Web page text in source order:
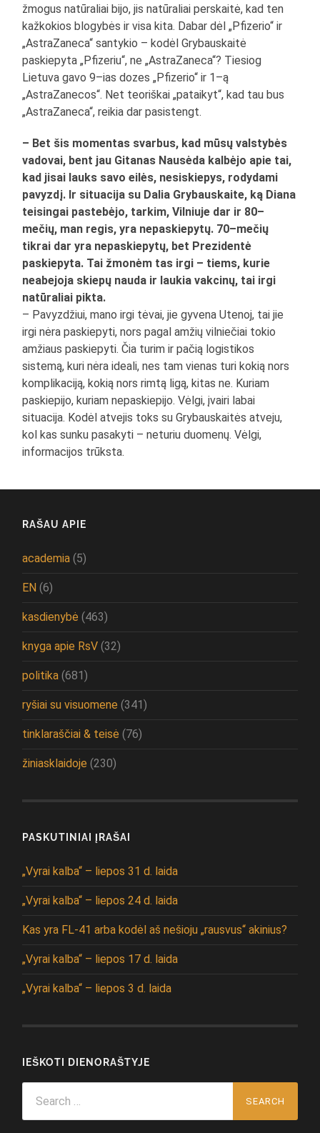
žmogus natūraliai bijo, jis natūraliai perskaitė, kad ten
kažkokios blogybės ir visa kita. Dabar dėl „Pfizerio“ ir
„AstraZaneca“ santykio – kodėl Grybauskaitė
paskiepyta „Pfizeriu“, ne „AstraZaneca“? Tiesiog
Lietuva gavo 9–ias dozes „Pfizerio“ ir 1–ą
„AstraZanecos“. Net teoriškai „pataikyt“, kad tau bus
„AstraZaneca“, reikia dar pasistengt.
– Bet šis momentas svarbus, kad mūsų valstybės
vadovai, bent jau Gitanas Nausėda kalbėjo apie tai,
kad jisai lauks savo eilės, nesiskiepys, rodydami
pavyzdį. Ir situacija su Dalia Grybauskaite, ką Diana
teisingai pastebėjo, tarkim, Vilniuje dar ir 80–
mečių, man regis, yra nepaskiepytų. 70–mečių
tikrai dar yra nepaskiepytų, bet Prezidentė
paskiepyta. Tai žmonėm tas irgi – tiems, kurie
neabejoja skiepų nauda ir laukia vakcinų, tai irgi
natūraliai pikta.
– Pavyzdžiui, mano irgi tėvai, jie gyvena Utenoj, tai jie
irgi nėra paskiepyti, nors pagal amžių vilniečiai tokio
amžiaus paskiepyti. Čia turim ir pačią logistikos
sistemą, kuri nėra ideali, nes tam vienas turi kokią nors
komplikaciją, kokią nors rimtą ligą, kitas ne. Kuriam
paskiepijo, kuriam nepaskiepijo. Vėlgi, įvairi labai
situacija. Kodėl atvejis toks su Grybauskaitės atveju,
kol kas sunku pasakyti – neturiu duomenų. Vėlgi,
informacijos trūksta.
RAŠAU APIE
academia (5)
EN (6)
kasdienybė (463)
knyga apie RsV (32)
politika (681)
ryšiai su visuomene (341)
tinklaraščiai & teisė (76)
žiniasklaidoje (230)
PASKUTINIAI ĮRAŠAI
„Vyrai kalba“ – liepos 31 d. laida
„Vyrai kalba“ – liepos 24 d. laida
Kas yra FL-41 arba kodėl aš nešioju „rausvus“ akinius?
„Vyrai kalba“ – liepos 17 d. laida
„Vyrai kalba“ – liepos 3 d. laida
IEŠKOTI DIENORAŠTYJE
for: